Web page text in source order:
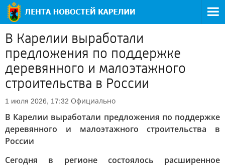
В Карелии выработали
предложения по поддержке
деревянного и малоэтажного
строительства в России
1 июля 2026, 17:32 Официально
В Карелии выработали предложения по поддержке
деревянного и малоэтажного строительства в
России
Сегодня в регионе состоялось расширенное